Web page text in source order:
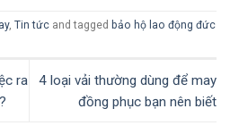
, Tin tức and tagged bảo hộ lao động đức
ra
4 loại vải thường dùng để may
đồng phục bạn nên biết